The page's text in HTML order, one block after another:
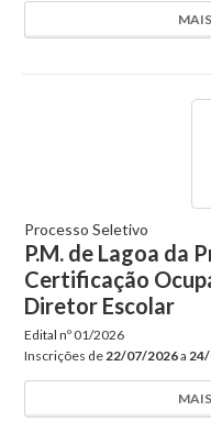
Processo Seletivo
P.M. de Lagoa da
Certificação
Diretor Escolar
Edital nº 01/2026
Inscrições de22/07/2026a